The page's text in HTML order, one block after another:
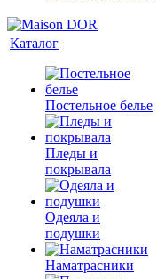
Каталог
Постельное белье
Пледы и
покрывала
Одеяла и
подушки
Наматрасники